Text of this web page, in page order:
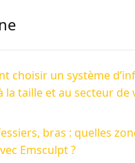
choisir un système
la taille et au secteur
bras : quelles
Emsculpt ?